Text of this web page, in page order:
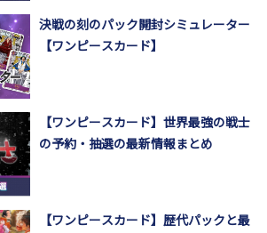
決戦の刻のパック開封シミュレーター
【ワンピースカード】
【ワンピースカード】世界最強の戦士
の予約・抽選の最新情報まとめ
【ワンピースカード】歴代パックと最